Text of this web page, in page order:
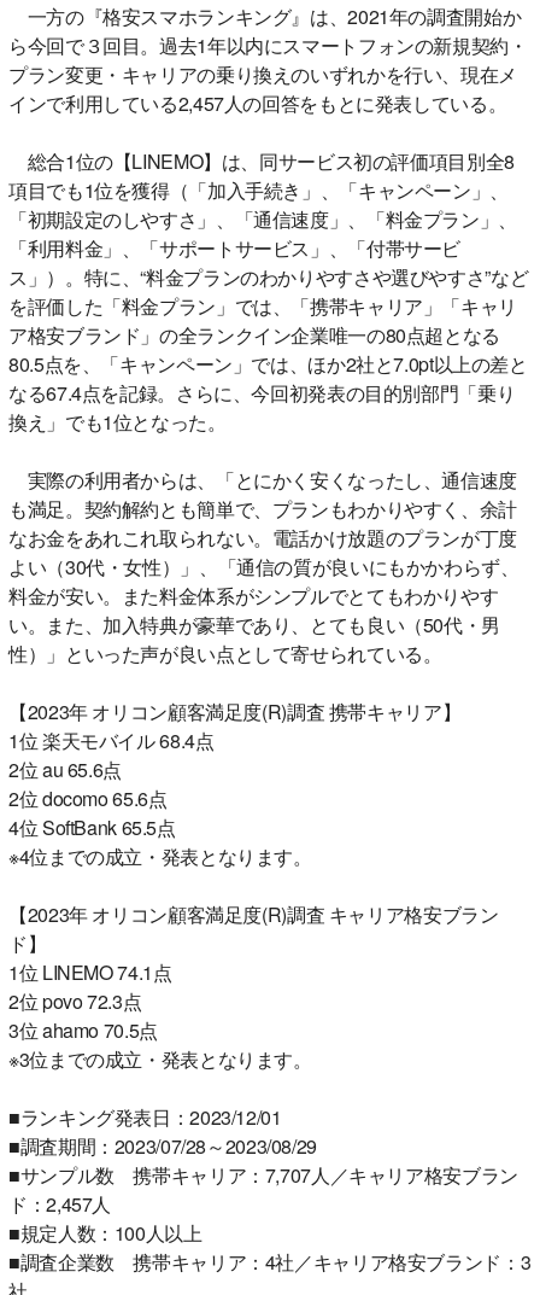
一方の『格安スマホランキング』は、2021年の調査開始か
ら今回で３回目。過去1年以内にスマートフォンの新規契約・
プラン変更・キャリアの乗り換えのいずれかを行い、現在メ
インで利用している2,457人の回答をもとに発表している。
総合1位の【LINEMO】は、同サービス初の評価項目別全8
項目でも1位を獲得（「加入手続き」、「キャンペーン」、
「初期設定のしやすさ」、「通信速度」、「料金プラン」、
「利用料金」、「サポートサービス」、「付帯サービ
ス」）。特に、“料金プランのわかりやすさや選びやすさ”など
を評価した「料金プラン」では、「携帯キャリア」「キャリ
ア格安ブランド」の全ランクイン企業唯一の80点超となる
80.5点を、「キャンペーン」では、ほか2社と7.0pt以上の差と
なる67.4点を記録。さらに、今回初発表の目的別部門「乗り
換え」でも1位となった。
実際の利用者からは、「とにかく安くなったし、通信速度
も満足。契約解約とも簡単で、プランもわかりやすく、余計
なお金をあれこれ取られない。電話かけ放題のプランが丁度
よい（30代・女性）」、「通信の質が良いにもかかわらず、
料金が安い。また料金体系がシンプルでとてもわかりやす
い。また、加入特典が豪華であり、とても良い（50代・男
性）」といった声が良い点として寄せられている。
【2023年 オリコン顧客満足度(R)調査 携帯キャリア】
1位 楽天モバイル 68.4点
2位 au 65.6点
2位 docomo 65.6点
4位 SoftBank 65.5点
※4位までの成立・発表となります。
【2023年 オリコン顧客満足度(R)調査 キャリア格安ブラン
ド】
1位 LINEMO 74.1点
2位 povo 72.3点
3位 ahamo 70.5点
※3位までの成立・発表となります。
■ランキング発表日：2023/12/01
■調査期間：2023/07/28～2023/08/29
■サンプル数 携帯キャリア：7,707人／キャリア格安ブラン
ド：2,457人
■規定人数：100人以上
■調査企業数 携帯キャリア：4社／キャリア格安ブランド：3